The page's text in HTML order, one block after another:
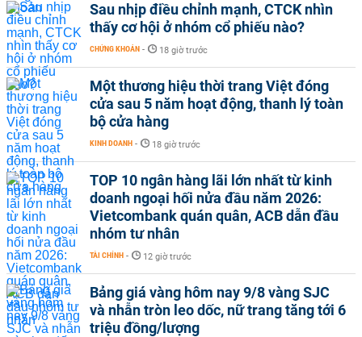
Sau nhịp điều chỉnh mạnh, CTCK nhìn
thấy cơ hội ở nhóm cổ phiếu nào?
CHỨNG KHOÁN - 18 giờ trước
Một thương hiệu thời trang Việt đóng
cửa sau 5 năm hoạt động, thanh lý toàn
bộ cửa hàng
KINH DOANH - 18 giờ trước
TOP 10 ngân hàng lãi lớn nhất từ kinh
doanh ngoại hối nửa đầu năm 2026:
Vietcombank quán quân, ACB dẫn đầu
nhóm tư nhân
TÀI CHÍNH - 12 giờ trước
Bảng giá vàng hôm nay 9/8 vàng SJC
và nhẫn tròn leo dốc, nữ trang tăng tới 6
triệu đồng/lượng